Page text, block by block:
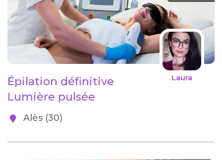
Laura
Épilation définitive
Lumière pulsée
Alès (30)